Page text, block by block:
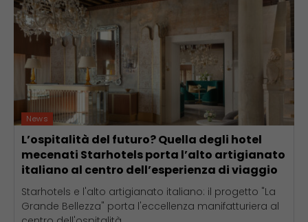
News
L’ospitalità del futuro? Quella degli hotel
mecenati Starhotels porta l’alto artigianato
italiano al centro dell’esperienza di viaggio
Starhotels e l'alto artigianato italiano: il progetto "La
Grande Bellezza" porta l'eccellenza manifatturiera al